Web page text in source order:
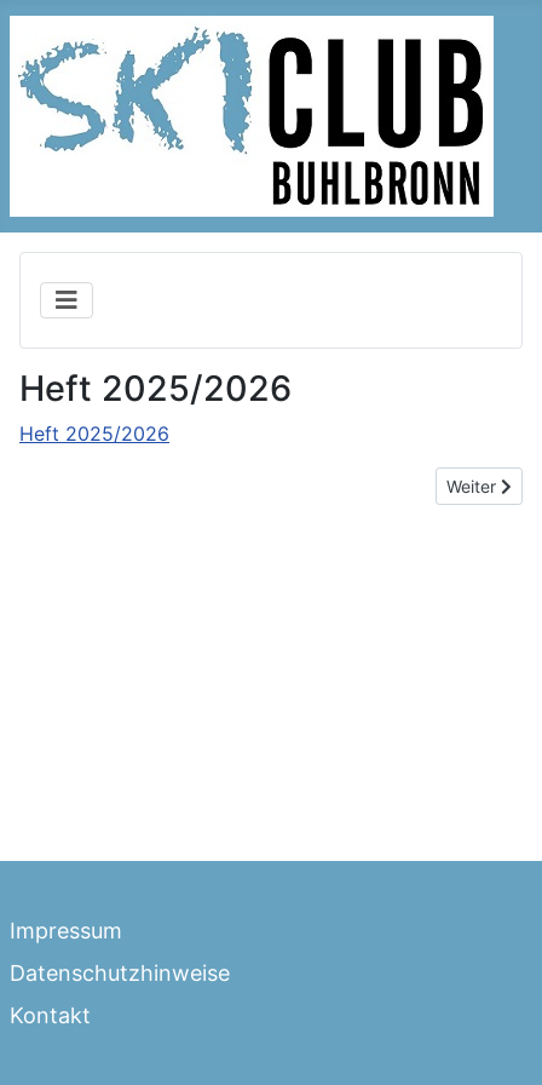
Heft 2025/2026
Heft 2025/2026
Nächster
Weiter
Impressum
Datenschutzhinweise
Kontakt